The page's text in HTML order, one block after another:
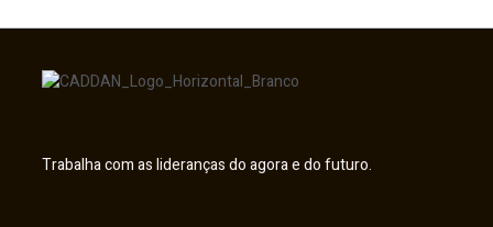
Trabalha com as lideranças do agora e do futuro.